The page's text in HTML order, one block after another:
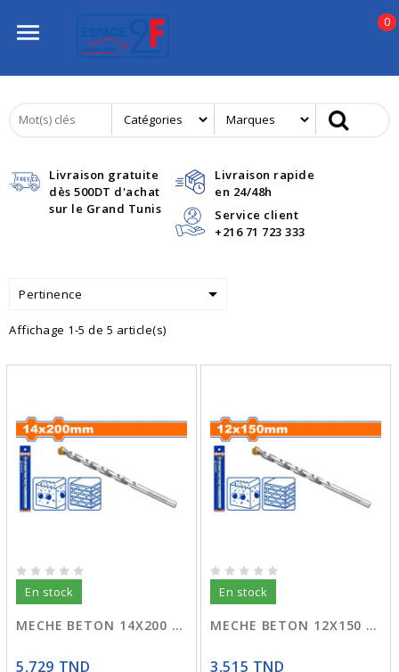
 0
Livraison gratuite
dès 500DT d'achat
sur le Grand Tunis
Livraison rapide
en 24/48h
Service client
+216 71 723 333
Pertinence 
Affichage 1-5 de 5 article(s)
En stock
MECHE BETON 14X200 WMJ1K15
5,729 TND
En stock
MECHE BETON 12X150 WMJ1K12
3,515 TND